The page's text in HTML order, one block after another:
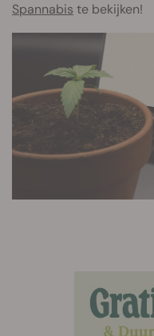
Spannabis te bekijken!